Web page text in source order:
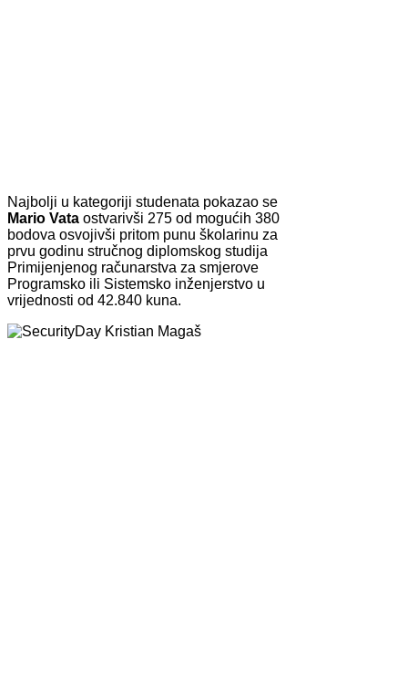
Najbolji u kategoriji studenata pokazao se
Mario Vata ostvarivši 275 od mogućih 380
bodova osvojivši pritom punu školarinu za
prvu godinu stručnog diplomskog studija
Primijenjenog računarstva za smjerove
Programsko ili Sistemsko inženjerstvo u
vrijednosti od 42.840 kuna.